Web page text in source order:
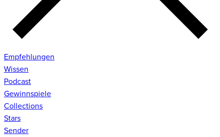
Empfehlungen
Wissen
Podcast
Gewinnspiele
Collections
Stars
Sender